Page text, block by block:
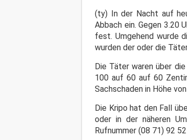
(ty) In der Nacht auf
Abbach ein. Gegen 3.20
fest. Umgehend wurde
wurden der oder die
Die Täter waren über
100 auf 60 auf 60
Sachschaden in Höhe
Die Kripo hat den Fall
oder in der näheren
Rufnummer (08 71) 92